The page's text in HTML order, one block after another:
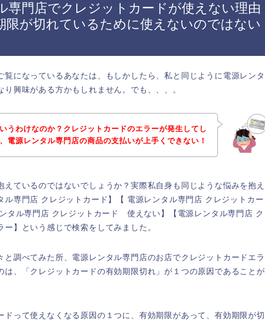
専門店でクレジットカードが使えない理由
限が切れているために使えないのではない
覧になっているあなたは、もしかしたら、私と同じように電源レンタ
り興味がある方かもしれません。でも、、、。
うわけなのか？クレジットカードのエラーが発生してし
電源レンタル専門店の商品の支払いが上手くできない！
えているのではないでしょうか？実際私自身も同じような悩みを抱え
ル専門店 クレジットカード】【 電源レンタル専門店 クレジットカー
タル専門店 クレジットカード 使えない】【電源レンタル専門店 ク
】という感じで検索をしてみました。
と調べてみた所、電源レンタル専門店のお店でクレジットカードエラ
は、「クレジットカードの有効期限切れ」が１つの原因であることが
ドって使えなくなる原因の１つに、有効期限があって、有効期限が切